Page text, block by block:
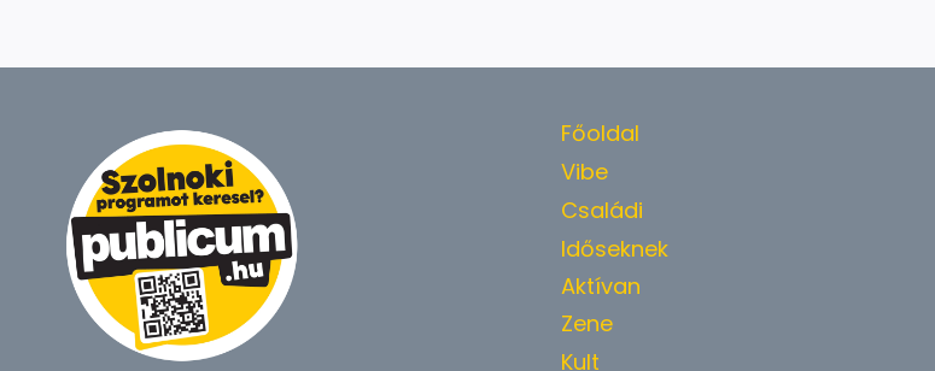
Főoldal
Vibe
Családi
Időseknek
Aktívan
Zene
Kult